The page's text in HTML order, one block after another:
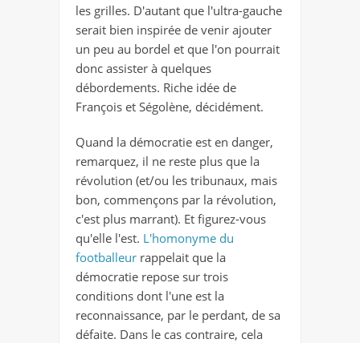
les grilles. D'autant que l'ultra-gauche
serait bien inspirée de venir ajouter
un peu au bordel et que l'on pourrait
donc assister à quelques
débordements. Riche idée de
François et Ségolène, décidément.
Quand la démocratie est en danger,
remarquez, il ne reste plus que la
révolution (et/ou les tribunaux, mais
bon, commençons par la révolution,
c'est plus marrant). Et figurez-vous
qu'elle l'est. L'homonyme du
footballeur rappelait que la
démocratie repose sur trois
conditions dont l'une est la
reconnaissance, par le perdant, de sa
défaite. Dans le cas contraire, cela